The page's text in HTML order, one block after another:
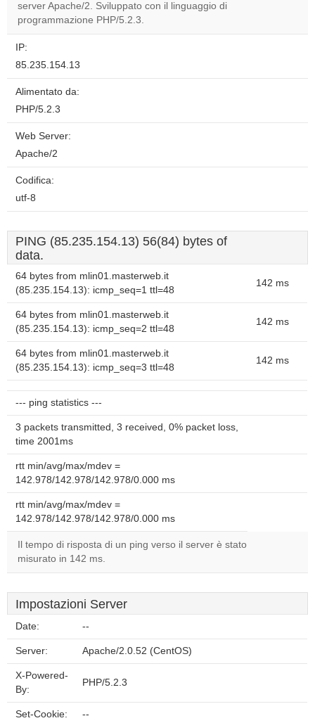
Do you
server Apache/2. Sviluppato con il linguaggio di
programmazione PHP/5.2.3.
IP:
85.235.154.13
Alimentato da:
PHP/5.2.3
Web Server:
Apache/2
Codifica:
utf-8
PING (85.235.154.13) 56(84) bytes of
data.
64 bytes from mlin01.masterweb.it
(85.235.154.13): icmp_seq=1 ttl=48
142 ms
64 bytes from mlin01.masterweb.it
(85.235.154.13): icmp_seq=2 ttl=48
142 ms
64 bytes from mlin01.masterweb.it
(85.235.154.13): icmp_seq=3 ttl=48
142 ms
--- ping statistics ---
3 packets transmitted, 3 received, 0% packet loss,
time 2001ms
rtt min/avg/max/mdev =
142.978/142.978/142.978/0.000 ms
rtt min/avg/max/mdev =
142.978/142.978/142.978/0.000 ms
Il tempo di risposta di un ping verso il server è stato
misurato in 142 ms.
Impostazioni Server
Date: --
Server: Apache/2.0.52 (CentOS)
X-Powered-
By:
PHP/5.2.3
Set-Cookie: --